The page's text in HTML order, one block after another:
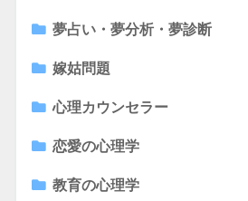
夢占い・夢分析・夢診断
嫁姑問題
心理カウンセラー
恋愛の心理学
教育の心理学